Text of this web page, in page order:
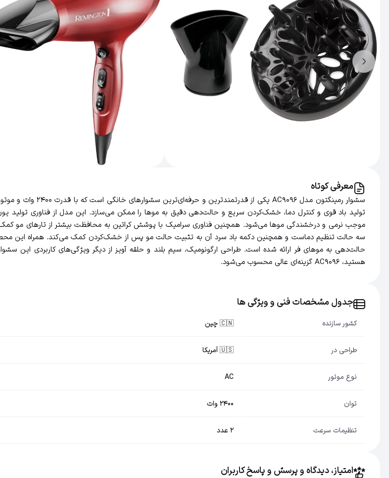
معرفی کوتاه
تولید باد قوی و کنترل دما، خشک‌کردن سریع و حالت‌دهی دقیق به موها را ممکن می‌سازد. این مدل از فناوری تولید
سه حالت تنظیم دماست و همچنین دکمه باد سرد آن به تثبیت حالت مو پس از خشک‌کردن کمک می‌کند. همراه این
حالت‌دهی به موهای فر ارائه شده است. طراحی ارگونومیک، سیم بلند و حلقه آویز از دیگر ویژگی‌های کاربردی این
هستید، AC9096 گزینه‌ای عالی محسوب می‌شود.
جدول مشخصات فنی و ویژگی ها
کشور سازنده 🇨🇳 چین
طراحی در 🇺🇸 آمریکا
نوع موتور AC
توان 2400 وات
تنظیمات سرعت 2 عدد
امتیاز، دیدگاه و پرسش و پاسخ کاربران